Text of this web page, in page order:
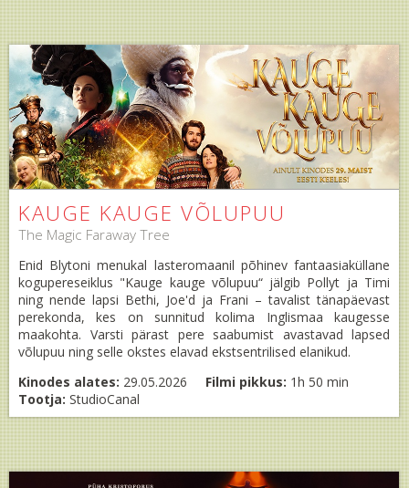
KAUGE KAUGE VÕLUPUU
The Magic Faraway Tree
Enid Blytoni menukal lasteromaanil põhinev fantaasiaküllane
kogupereseiklus "Kauge kauge võlupuu“ jälgib Pollyt ja Timi
ning nende lapsi Bethi, Joe'd ja Frani – tavalist tänapäevast
perekonda, kes on sunnitud kolima Inglismaa kaugesse
maakohta. Varsti pärast pere saabumist avastavad lapsed
võlupuu ning selle okstes elavad ekstsentrilised elanikud.
Kinodes alates: 29.05.2026 Filmi pikkus: 1h 50 min
Tootja: StudioCanal